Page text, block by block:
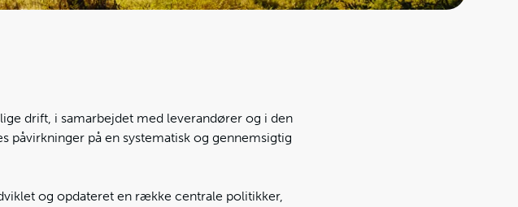
drift, i samarbejdet med leverandører og i den
påvirkninger på en systematisk og gennemsigtig
og opdateret en række centrale politikker,